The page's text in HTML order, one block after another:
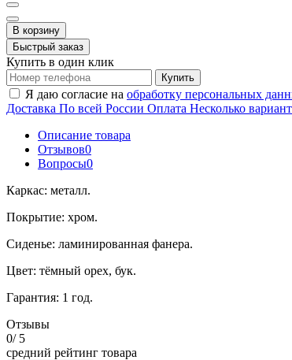
В корзину
Быстрый заказ
Купить в один клик
Купить
Я даю согласие на обработку персональных
Доставка По всей России Оплата Несколько
Описание товара
Отзывов0
Вопросы0
Каркас: металл.
Покрытие: хром.
Сиденье: ламинированная фанера.
Цвет: тёмный орех, бук.
Гарантия: 1 год.
Отзывы
0/ 5
средний рейтинг товара